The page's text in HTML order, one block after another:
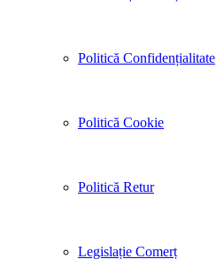
Politică Confidențialitate
Politică Cookie
Politică Retur
Legislație Comerț